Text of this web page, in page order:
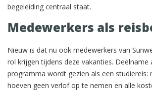
begeleiding centraal staat.
Medewerkers als
Nieuw is dat nu ook medewerkers van
rol krijgen tijdens deze vakanties. Deelname
programma wordt gezien als een studiereis:
hoeven geen verlof op te nemen en alle